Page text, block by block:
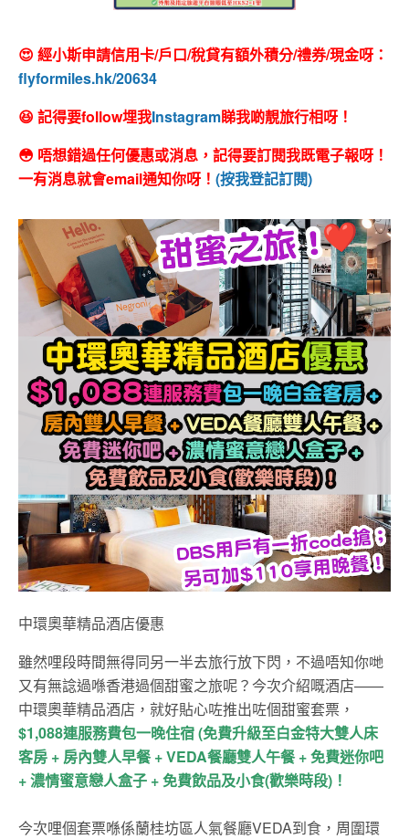
😍 經小斯申請信用卡/戶口/稅貸有額外積分/禮券/現金呀：
flyformiles.hk/20634
😆 記得要follow埋我Instagram睇我啲靚旅行相呀！
😳 唔想錯過任何優惠或消息，記得要訂閱我既電子報呀！
一有消息就會email通知你呀！ (按我登記訂閱)
中環奧華精品酒店優惠
雖然哩段時間無得同另一半去旅行放下閃，不過唔知你哋
又有無諗過喺香港過個甜蜜之旅呢？今次介紹嘅酒店——
中環奧華精品酒店，就好貼心咗推出咗個甜蜜套票，
$1,088連服務費包一晚住宿 (免費升級至白金特大雙人床
客房 + 房內雙人早餐 + VEDA餐廳雙人午餐 + 免費迷你吧
+ 濃情蜜意戀人盒子 +免費飲品及小食(歡樂時段) ！
今次哩個套票喺係蘭桂坊區人氣餐廳VEDA到食，周圍環